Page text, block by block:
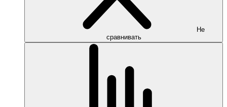
Не
сравнивать